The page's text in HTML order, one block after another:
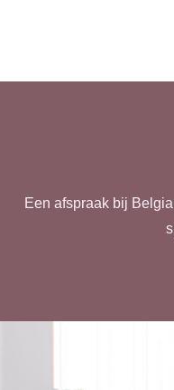
Een afspraak bij